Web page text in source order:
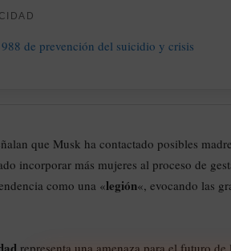
que Musk ha contactado posibles
incorporar más mujeres al proceso de
como una «legión«, evocando las